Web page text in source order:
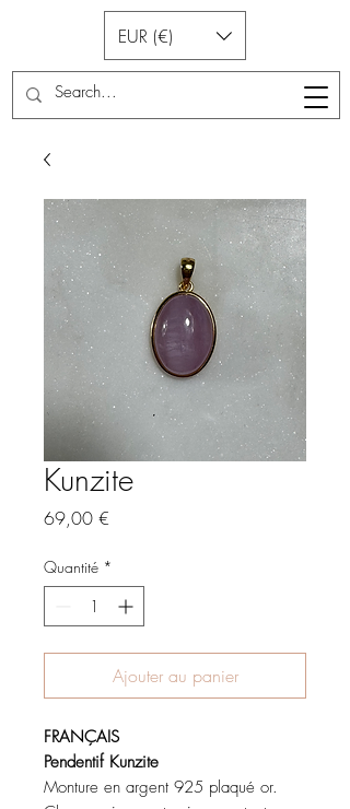
EUR (€)
Kunzite
69,00 €
Quantité *
Ajouter au panier
FRANÇAIS
Pendentif Kunzite
Monture en argent 925 plaqué or.